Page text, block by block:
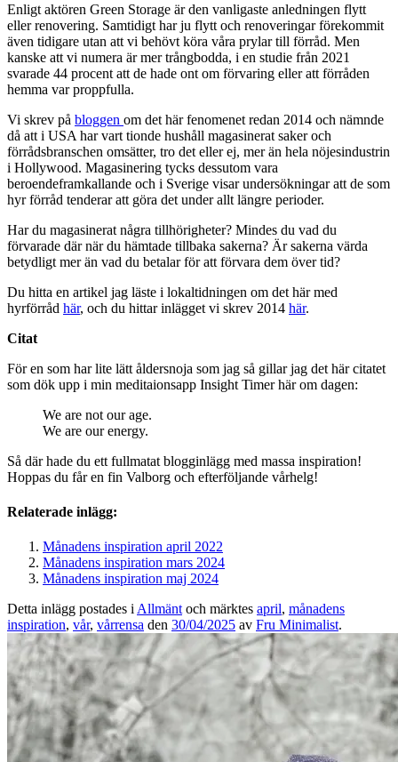
Enligt aktören Green Storage är den vanligaste anledningen flytt
eller renovering. Samtidigt har ju flytt och renoveringar förekommit
även tidigare utan att vi behövt köra våra prylar till förråd. Men
kanske att vi numera är mer trångbodda, i en studie från 2021
svarade 44 procent att de hade ont om förvaring eller att förråden
hemma var proppfulla.
Vi skrev på bloggen om det här fenomenet redan 2014 och nämnde
då att i USA har vart tionde hushåll magasinerat saker och
förrådsbranschen omsätter, tro det eller ej, mer än hela nöjesindustrin
i Hollywood. Magasinering tycks dessutom vara
beroendeframkallande och i Sverige visar undersökningar att de som
hyr förråd tenderar att göra det under allt längre perioder.
Har du magasinerat några tillhörigheter? Mindes du vad du
förvarade där när du hämtade tillbaka sakerna? Är sakerna värda
betydligt mer än vad du betalar för att förvara dem över tid?
Du hitta en artikel jag läste i lokaltidningen om det här med
hyrförråd här, och du hittar inlägget vi skrev 2014 här.
Citat
För en som har lite lätt åldersnoja som jag så gillar jag det här citatet
som dök upp i min meditaionsapp Insight Timer här om dagen:
We are not our age.
We are our energy.
Så där hade du ett fullmatat blogginlägg med massa inspiration!
Hoppas du får en fin Valborg och efterföljande vårhelg!
Relaterade inlägg:
Månadens inspiration april 2022
Månadens inspiration mars 2024
Månadens inspiration maj 2024
Detta inlägg postades i Allmänt och märktes april, månadens
inspiration, vår, vårrensa den 30/04/2025 av Fru Minimalist.